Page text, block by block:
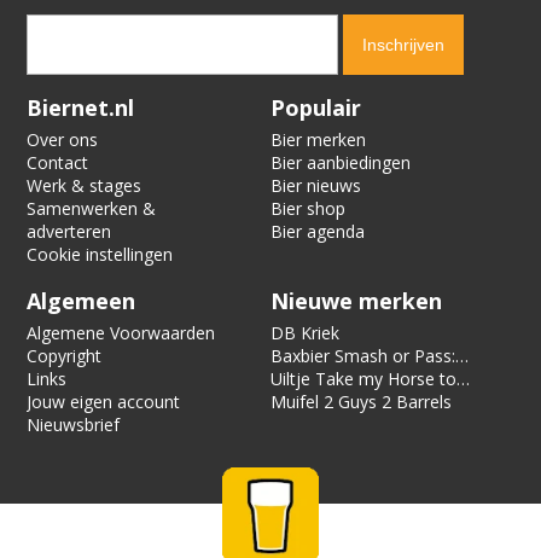
Verification code:
Biernet.nl
Over ons
Contact
Werk & stages
Samenwerken &
adverteren
Cookie instellingen
Populair
Bier merken
Bier aanbiedingen
Bier nieuws
Bier shop
Bier agenda
Algemeen
Algemene Voorwaarden
Copyright
Links
Jouw eigen account
Nieuwsbrief
Nieuwe merken
DB Kriek
Baxbier Smash or Pass:
Strata
Uiltje Take my Horse to
the Hotel Room
Muifel 2 Guys 2 Barrels